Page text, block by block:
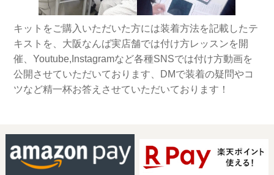
キットをご購入いただいた方には装着方法を記載したテ
キストを、大阪なんば実店舗では付け方レッスンを開
催、Youtube,Instagramなど各種SNSでは付け方動画を
公開させていただいております、DMで装着の疑問やコ
ツなど精一杯お答えさせていただいております！